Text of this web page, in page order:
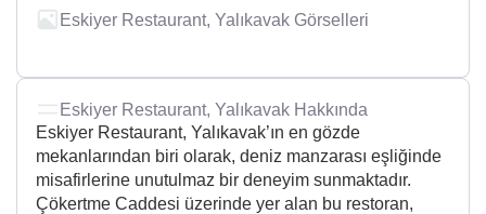
Eskiyer Restaurant, Yalıkavak Görselleri
Eskiyer Restaurant, Yalıkavak Hakkında
Eskiyer Restaurant, Yalıkavak’ın en gözde
mekanlarından biri olarak, deniz manzarası eşliğinde
misafirlerine unutulmaz bir deneyim sunmaktadır.
Çökertme Caddesi üzerinde yer alan bu restoran,